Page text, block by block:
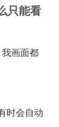
只能看
画面都
时会自动